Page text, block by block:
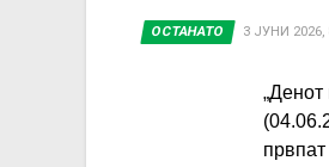
here ОСТАНАТО 3 ЈУНИ 2026,
„Денот